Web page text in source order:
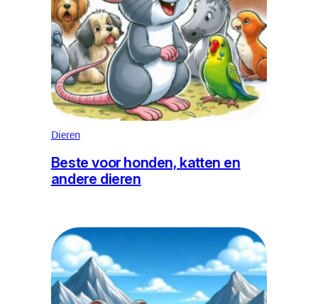
Dieren
Beste voor honden, katten en
andere dieren